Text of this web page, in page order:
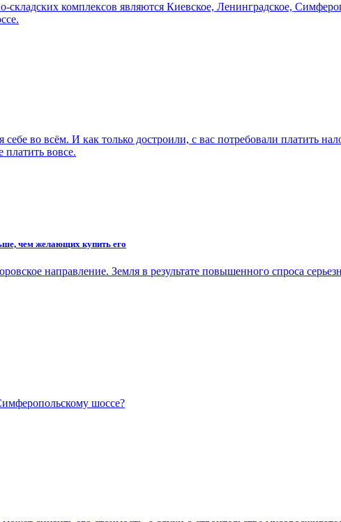
складских комплексов являются Киевское, Ленинградское,
во всём. И как только достроили, с вас потребовали платить
вовсе.
чем желающих купить его
направление. Земля в результате повышенного спроса
шоссе?